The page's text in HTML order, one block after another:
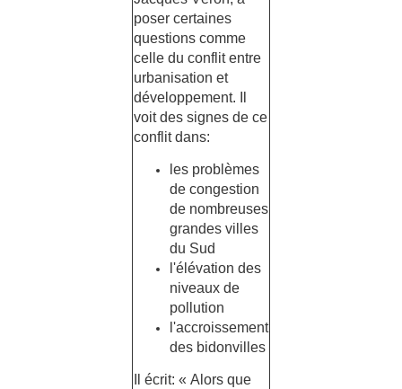
poser certaines
questions comme
celle du conflit entre
urbanisation et
développement. Il
voit des signes de ce
conflit dans:
les problèmes
de congestion
de nombreuses
grandes villes
du Sud
l'élévation des
niveaux de
pollution
l'accroissement
des bidonvilles
Il écrit: « Alors que